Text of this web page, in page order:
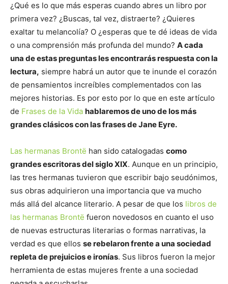
¿Qué es lo que más esperas cuando abres un libro por
primera vez? ¿Buscas, tal vez, distraerte? ¿Quieres
exaltar tu melancolía? O ¿esperas que te dé ideas de vida
o una comprensión más profunda del mundo? A cada
una de estas preguntas les encontrarás respuesta con la
lectura, siempre habrá un autor que te inunde el corazón
de pensamientos increíbles complementados con las
mejores historias. Es por esto por lo que en este artículo
de Frases de la Vida hablaremos de uno de los más
grandes clásicos con las frases de Jane Eyre.
Las hermanas Brontë han sido catalogadas como
grandes escritoras del siglo XIX. Aunque en un principio,
las tres hermanas tuvieron que escribir bajo seudónimos,
sus obras adquirieron una importancia que va mucho
más allá del alcance literario. A pesar de que los libros de
las hermanas Brontë fueron novedosos en cuanto el uso
de nuevas estructuras literarias o formas narrativas, la
verdad es que ellos se rebelaron frente a una sociedad
repleta de prejuicios e ironías. Sus libros fueron la mejor
herramienta de estas mujeres frente a una sociedad